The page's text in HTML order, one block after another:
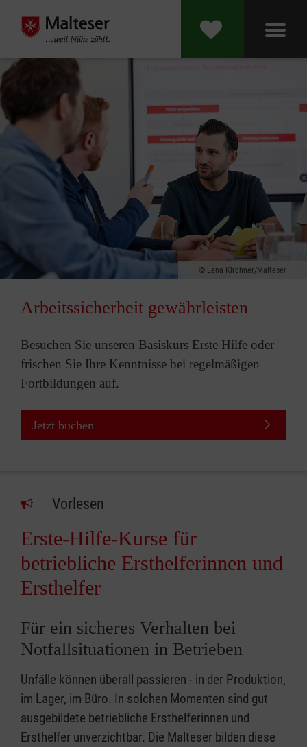
Lena Kirchner/Malteser
Arbeitssicherheit gewährleisten
Besuchen Sie unseren Basiskurs Erste Hilfe oder
frischen Sie Ihre Kenntnisse bei regelmäßigen
Fortbildungen auf.
Jetzt buchen
Vorlesen
Erste-Hilfe-Kurse für
betriebliche Ersthelferinnen und
Ersthelfer
Für ein sicheres Verhalten bei
Notfallsituationen in Betrieben
Unfälle können überall passieren - in der Produktion,
im Lager, im Büro. In solchen Momenten sind gut
ausgebildete betriebliche Ersthelferinnen und
Ersthelfer unverzichtbar. Die Malteser bilden diese